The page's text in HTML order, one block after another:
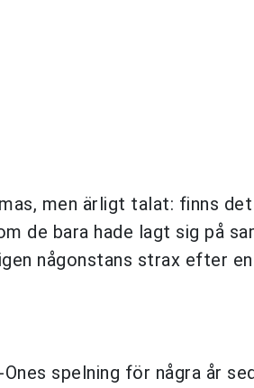
men ärligt talat: finns
de bara hade lagt sig på
någonstans strax efter
spelning för några år